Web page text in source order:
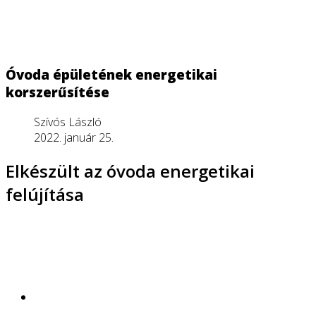
Óvoda épületének energetikai
korszerűsítése
Szívós László
2022. január 25.
Elkészült az óvoda energetikai
felújítása